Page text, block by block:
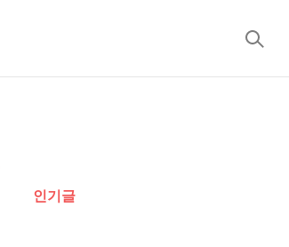
검
가
인기글